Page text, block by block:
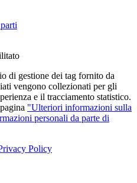
di gestione dei tag fornito da
vengono collezionati per gli
e il tracciamento statistico.
"Ulteriori informazioni sulla
personali da parte di
Policy